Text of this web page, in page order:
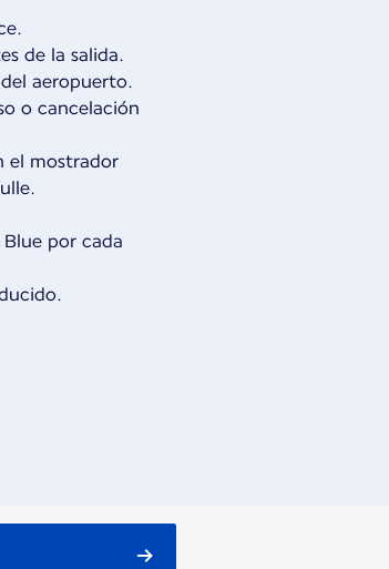
de la salida.
aeropuerto.
o cancelación
el mostrador
por cada